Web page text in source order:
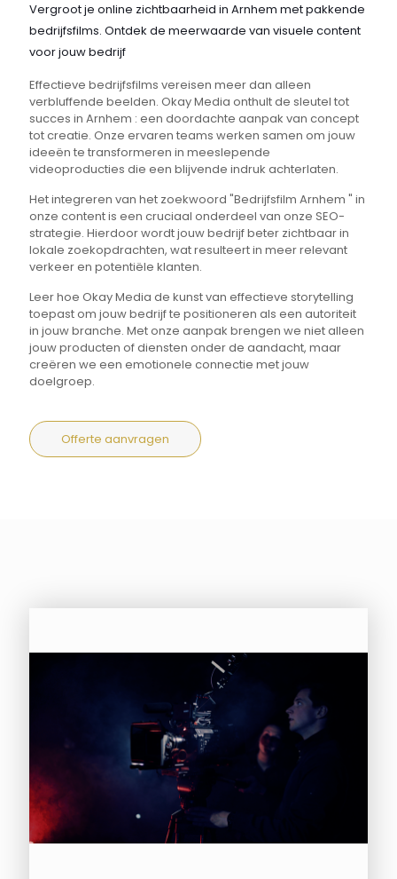
Vergroot je online zichtbaarheid in Arnhem met pakkende
bedrijfsfilms. Ontdek de meerwaarde van visuele content
voor jouw bedrijf
Effectieve bedrijfsfilms vereisen meer dan alleen
verbluffende beelden. Okay Media onthult de sleutel tot
succes in Arnhem : een doordachte aanpak van concept
tot creatie. Onze ervaren teams werken samen om jouw
ideeën te transformeren in meeslepende
videoproducties die een blijvende indruk achterlaten.
Het integreren van het zoekwoord "Bedrijfsfilm Arnhem " in
onze content is een cruciaal onderdeel van onze SEO-
strategie. Hierdoor wordt jouw bedrijf beter zichtbaar in
lokale zoekopdrachten, wat resulteert in meer relevant
verkeer en potentiële klanten.
Leer hoe Okay Media de kunst van effectieve storytelling
toepast om jouw bedrijf te positioneren als een autoriteit
in jouw branche. Met onze aanpak brengen we niet alleen
jouw producten of diensten onder de aandacht, maar
creëren we een emotionele connectie met jouw
doelgroep.
Offerte aanvragen